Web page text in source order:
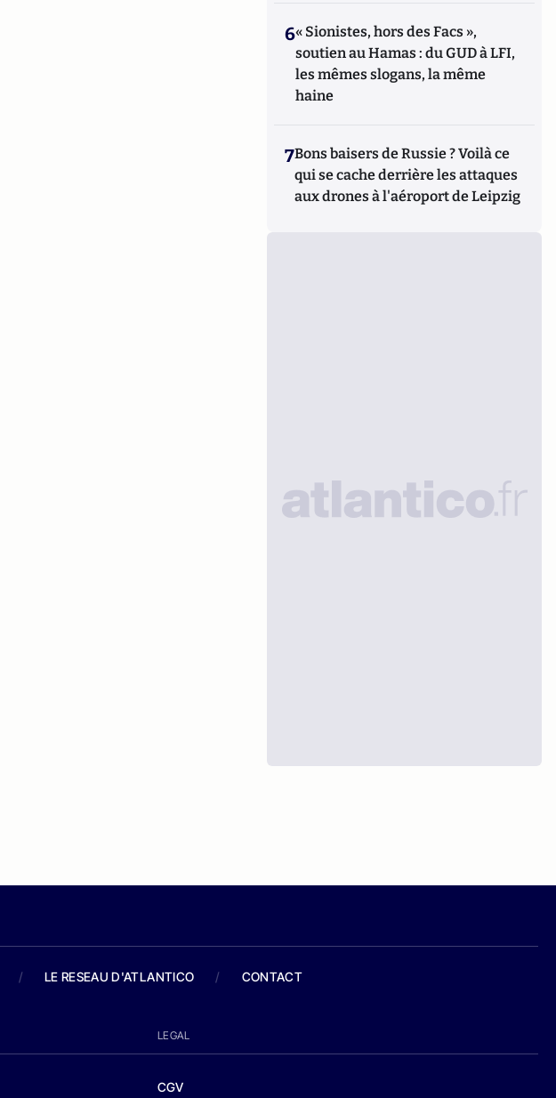
6« Sionistes, hors des Facs »,
soutien au Hamas : du GUD à LFI,
les mêmes slogans, la même
haine
7Bons baisers de Russie ? Voilà ce
qui se cache derrière les attaques
aux drones à l'aéroport de Leipzig
/ LE RESEAU D'ATLANTICO / CONTACT
LEGAL
CGV